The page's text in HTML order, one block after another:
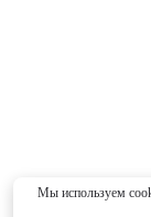
Мы используем